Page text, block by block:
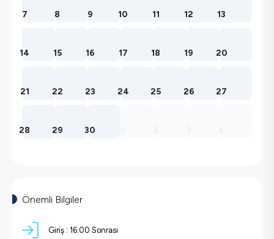
7 8 9 10 11 12 13
14 15 16 17 18 19 20
21 22 23 24 25 26 27
28 29 30
Önemli Bilgiler
Giriş : 16:00 Sonrası